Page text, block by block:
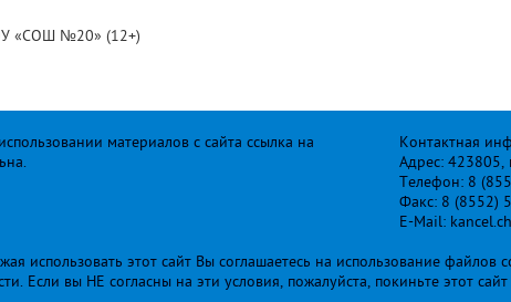
«СОШ №20» (12+)
материалов с сайта ссылка на
Контактная
Адрес: 423805,
Телефон: 8
Факс: 8 (8552)
E-Mail:
использовать этот сайт Вы соглашаетесь на использование файлов
. Если вы НЕ согласны на эти условия, пожалуйста, покиньте этот сайт